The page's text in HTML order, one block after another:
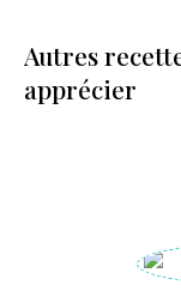
Autres
apprécier